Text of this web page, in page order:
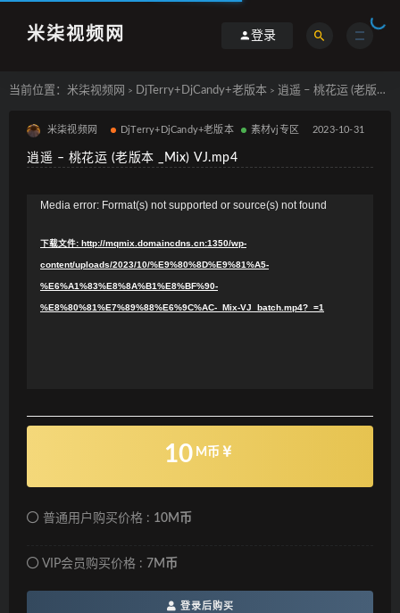
米柒视频网 登录
当前位置： 米柒视频网 > DjTerry+DjCandy+老版本 > 逍遥 – 桃花运 (老版本 _Mix) VJ.mp4
米柒视频网 DjTerry+DjCandy+老版本 素材vj专区 2023-10-31
逍遥 – 桃花运 (老版本 _Mix) VJ.mp4
Media error: Format(s) not supported or source(s) not found
下载文件: http://mqmix.domaincdns.cn:1350/wp-
content/uploads/2023/10/%E9%80%8D%E9%81%A5-
%E6%A1%83%E8%8A%B1%E8%BF%90-
%E8%80%81%E7%89%88%E6%9C%AC-_Mix-VJ_batch.mp4?_=1
10 M币
普通用户购买价格 : 10M币
VIP会员购买价格 : 7M币
登录后购买